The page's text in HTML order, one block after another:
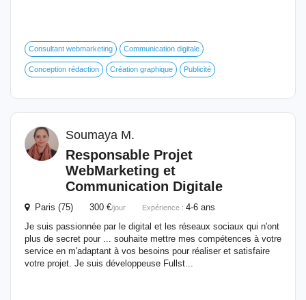
Consultant webmarketing Communication digitale
Conception rédaction Création graphique Publicité
Soumaya M.
Responsable Projet
WebMarketing et
Communication Digitale
Paris (75) 300 €/jour Expérience : 4-6 ans
Je suis passionnée par le digital et les réseaux sociaux qui n'ont
plus de secret pour ... souhaite mettre mes compétences à votre
service en m'adaptant à vos besoins pour réaliser et satisfaire
votre projet. Je suis développeuse Fullst...